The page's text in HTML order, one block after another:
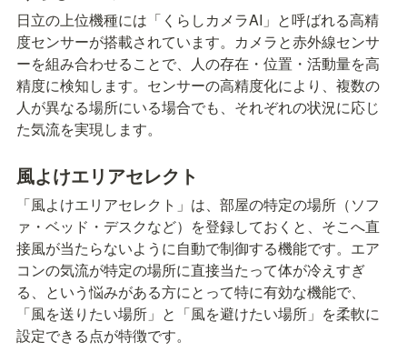
日立の上位機種には「くらしカメラAI」と呼ばれる高精
度センサーが搭載されています。カメラと赤外線センサ
ーを組み合わせることで、人の存在・位置・活動量を高
精度に検知します。センサーの高精度化により、複数の
人が異なる場所にいる場合でも、それぞれの状況に応じ
た気流を実現します。
風よけエリアセレクト
「風よけエリアセレクト」は、部屋の特定の場所（ソフ
ァ・ベッド・デスクなど）を登録しておくと、そこへ直
接風が当たらないように自動で制御する機能です。エア
コンの気流が特定の場所に直接当たって体が冷えすぎ
る、という悩みがある方にとって特に有効な機能で、
「風を送りたい場所」と「風を避けたい場所」を柔軟に
設定できる点が特徴です。